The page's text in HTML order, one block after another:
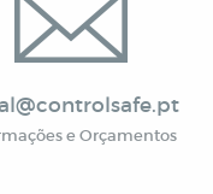
e Orçamentos